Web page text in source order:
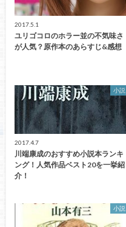
2017.5.1
ユリゴコロのホラー並の不気味さ
が人気？原作本のあらすじ&感想
小説
2017.4.7
川端康成のおすすめ小説本ランキ
ング！人気作品ベスト20を一挙紹
介！
小説